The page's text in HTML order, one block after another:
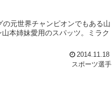
元世界チャンピオンでもある山
本姉妹愛用のスパッツ。ミラク
2014.11.18
スポーツ選手